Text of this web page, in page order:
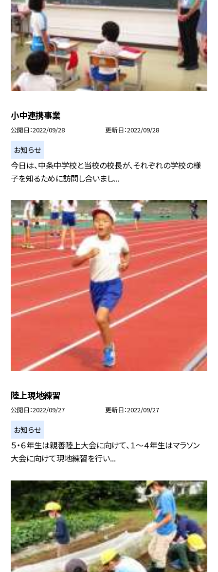
小中連携事業
公開日 2022/09/28 更新日 2022/09/28
お知らせ
今日は、中条中学校と当校の校長が、それぞれの学校の様
子を知るために訪問し合いまし...
陸上現地練習
公開日 2022/09/27 更新日 2022/09/27
お知らせ
５・６年生は親善陸上大会に向けて、１〜４年生はマラソン
大会に向けて現地練習を行い...